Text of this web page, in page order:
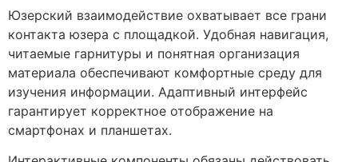
Юзерский взаимодействие охватывает все грани
контакта юзера с площадкой. Удобная навигация,
читаемые гарнитуры и понятная организация
материала обеспечивают комфортные среду для
изучения информации. Адаптивный интерфейс
гарантирует корректное отображение на
смартфонах и планшетах.